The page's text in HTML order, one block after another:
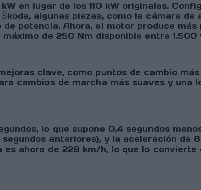
en lugar de los 110 kW originales.
algunas piezas, como la cámara de
potencia. Ahora, el motor produce
de 250 Nm disponible entre
clave, como puntos de cambio
cambios de marcha más suaves y una
lo que supone 0,4 segundos
anteriores), y la aceleración de
ahora de 228 km/h, lo que lo convierte